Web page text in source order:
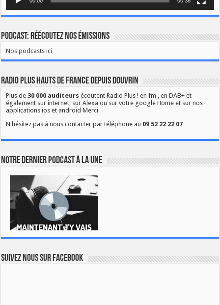
Podcast: Réécoutez nos émissions
Nos podcasts ici
Radio Plus Hauts de France depuis Douvrin
Plus de30 000 auditeurs écoutent Radio Plus ! en fm , en DAB+ et
également sur internet, sur Alexa ou sur votre google Home et sur nos
applications ios et android Merci
N'hésitez pas à nous contacter par téléphone au 09 52 22 22 07
Notre dernier podcast à la une
Suivez nous sur Facebook